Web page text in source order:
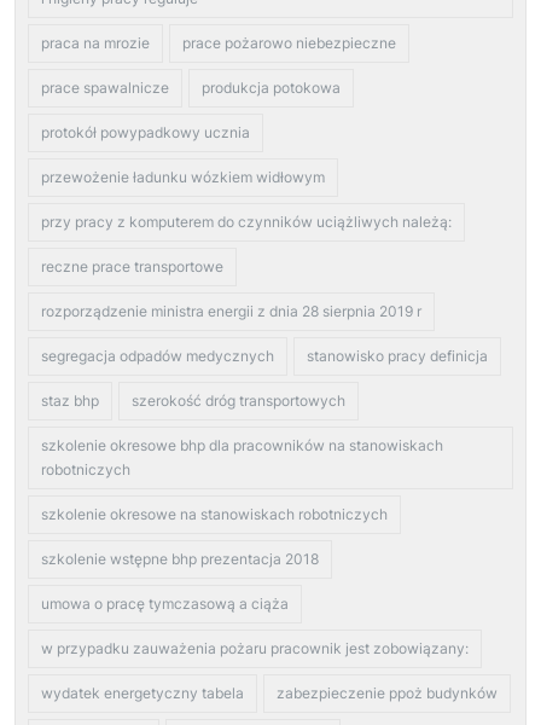
praca na mrozie prace pożarowo niebezpieczne
prace spawalnicze produkcja potokowa
protokół powypadkowy ucznia
przewożenie ładunku wózkiem widłowym
przy pracy z komputerem do czynników uciążliwych należą:
reczne prace transportowe
rozporządzenie ministra energii z dnia 28 sierpnia 2019 r
segregacja odpadów medycznych stanowisko pracy definicja
staz bhp szerokość dróg transportowych
szkolenie okresowe bhp dla pracowników na stanowiskach
robotniczych
szkolenie okresowe na stanowiskach robotniczych
szkolenie wstępne bhp prezentacja 2018
umowa o pracę tymczasową a ciąża
w przypadku zauważenia pożaru pracownik jest zobowiązany:
wydatek energetyczny tabela zabezpieczenie ppoż budynków